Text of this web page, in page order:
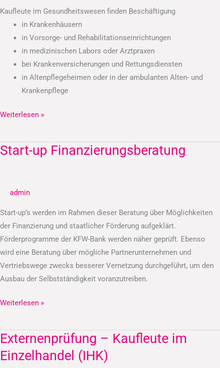
Kaufleute im Gesundheitswesen finden Beschäftigung
in Krankenhäusern
in Vorsorge- und Rehabilitationseinrichtungen
in medizinischen Labors oder Arztpraxen
bei Krankenversicherungen und Rettungsdiensten
in Altenpflegeheimen oder in der ambulanten Alten- und
Krankenpflege
Weiterlesen »
Start-up Finanzierungsberatung
admin
Start-up’s werden im Rahmen dieser Beratung über Möglichkeiten
der Finanzierung und staatlicher Förderung aufgeklärt.
Förderprogramme der KFW-Bank werden näher geprüft. Ebenso
wird eine Beratung über mögliche Partnerunternehmen und
Vertriebswege zwecks besserer Vernetzung durchgeführt, um den
Ausbau der Selbstständigkeit voranzutreiben.
Start-
Weiterlesen »
Externenprüfung – Kaufleute im
Einzelhandel (IHK)
Externenprüfung
–
Kaufleute